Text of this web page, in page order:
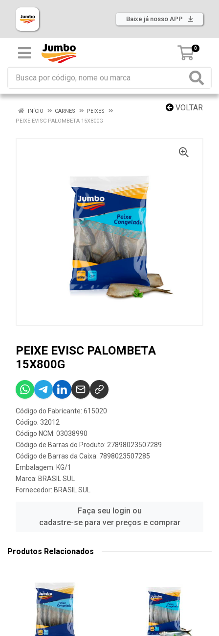
Baixe já nosso APP
0
VOLTAR
INÍCIO CARNES
PEIXES
PEIXE EVISC PALOMBETA 15X800G
PEIXE EVISC PALOMBETA
15X800G
Código do Fabricante: 615020
Código: 32012
Código NCM: 03038990
Código de Barras do Produto: 27898023507289
Código de Barras da Caixa: 7898023507285
Embalagem: KG/1
Marca: BRASIL SUL
Fornecedor: BRASIL SUL
Faça seu login ou
cadastre-se para ver preços e comprar
Produtos Relacionados